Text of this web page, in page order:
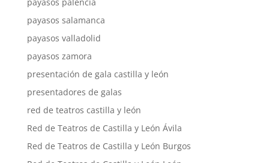
payasos salamanca
payasos valladolid
payasos zamora
presentación de gala castilla y león
presentadores de galas
red de teatros castilla y león
Red de Teatros de Castilla y León Ávila
Red de Teatros de Castilla y León Burgos